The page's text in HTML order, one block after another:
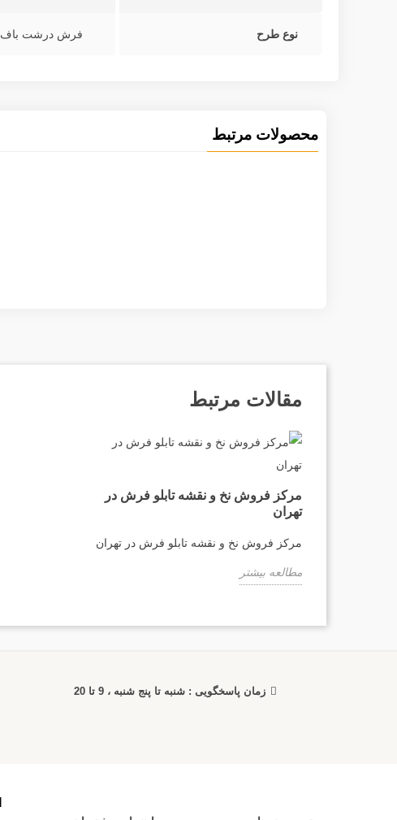
نوع طرح فرش درشت باف
محصولات مرتبط
مقالات مرتبط
مرکز فروش نخ و نقشه تابلو فرش در
تهران
مرکز فروش نخ و نقشه تابلو فرش در تهران
مطالعه بیشتر
زمان پاسخگویی : شنبه تا پنج شنبه ، 9 تا 20